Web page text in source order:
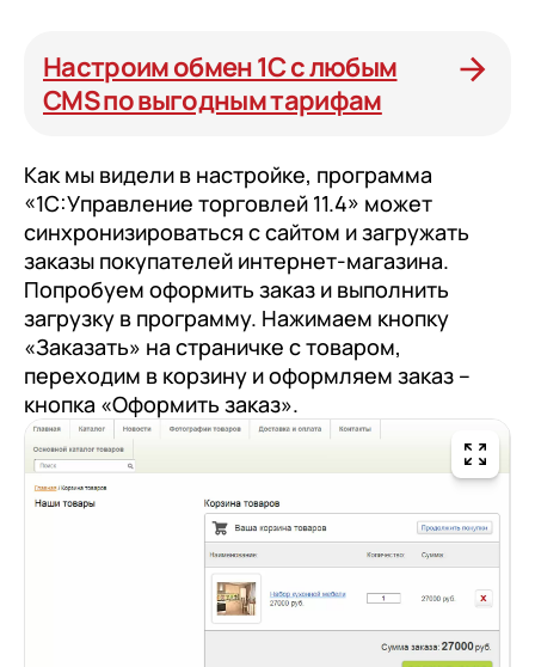
данных
Настроим обмен 1С с любым
CMS по выгодным тарифам
Как мы видели в настройке, программа
«1С:Управление торговлей 11.4» может
синхронизироваться с сайтом и загружать
заказы покупателей интернет-магазина.
Попробуем оформить заказ и выполнить
загрузку в программу. Нажимаем кнопку
«Заказать» на страничке с товаром,
переходим в корзину и оформляем заказ –
кнопка «Оформить заказ».